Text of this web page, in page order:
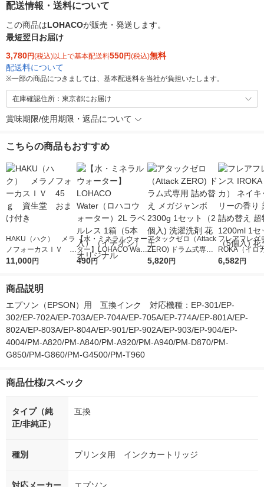
配送情報・送料について
この商品はLOHACOが販売・発送します。
最短翌日お届け
3,780円(税込)以上で基本配送料550円(税込)無料
配送料について
※一部の商品につきましては、基本配送料を当社が負担いたします。
在庫確認住所：東京都にお届け
賞味期限/使用期限・返品について
こちらの商品もおすすめ
HAKU（ハク） メラ
ノフォーカスＩＶ 4
5ｇ 資生堂 おまけ
11,000円
【水・ミネラルウォー
ター】LOHACO Wate
r（ロハコウォータ
490円
アタックゼロ（Attack
ZERO) ドラム式専用
詰め替え メガジャン
5,820円
フレアフレグ
ROKA（イロ
イキッドリリ
6,582円
商品説明
エプソン（EPSON）用　互換インク　対応機種：EP-301/EP-
302/EP-702A/EP-703A/EP-704A/EP-705A/EP-774A/EP-801A/EP-
802A/EP-803A/EP-804A/EP-901/EP-902A/EP-903/EP-904/EP-
4004/PM-A820/PM-A840/PM-A920/PM-A940/PM-D870/PM-
G850/PM-G860/PM-G4500/PM-T960
商品仕様/スペック
タイプ（純
正/非純正）
互換
種別 プリンタ用 インクカートリッジ